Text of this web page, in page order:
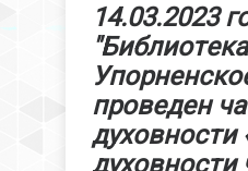
14.03.2023
проведен
духовности
духовности